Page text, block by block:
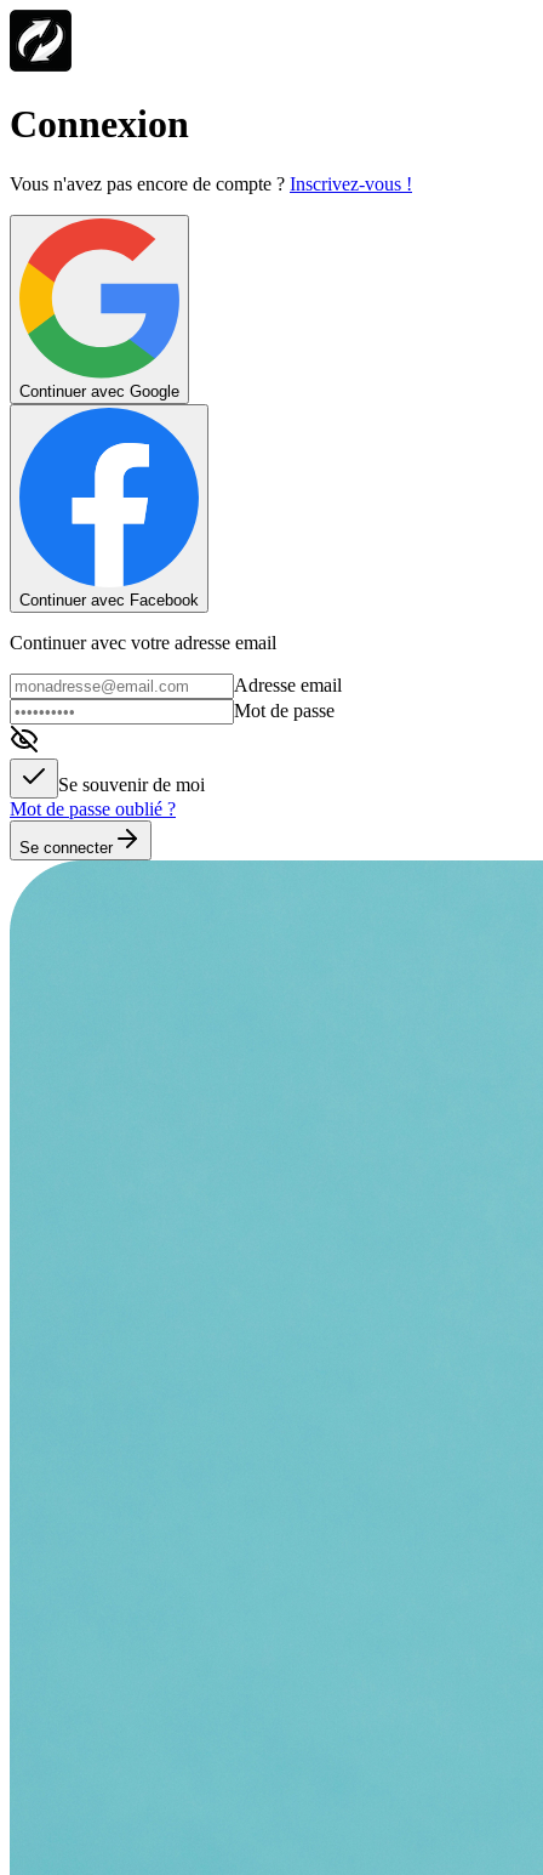
Connexion
Vous n'avez pas encore de compte ? Inscrivez-vous !
Continuer avec Google
Continuer avec Facebook
Continuer avec votre adresse email
Adresse email
Mot de passe
Se souvenir de moi
Mot de passe oublié ?
Se connecter